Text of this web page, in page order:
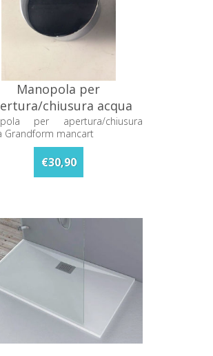
Manopola per
chiusura acqua
mancart
per apertura/chiusura
Grandform mancart
€30,90